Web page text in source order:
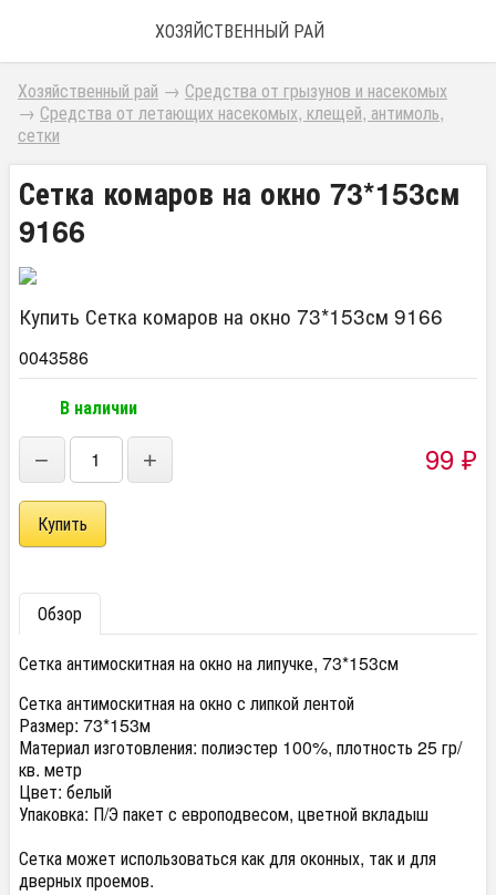
ХОЗЯЙСТВЕННЫЙ РАЙ
Хозяйственный рай → Средства от грызунов и насекомых
→ Средства от летающих насекомых, клещей, антимоль,
сетки
Сетка комаров на окно 73*153см
9166
Купить Сетка комаров на окно 73*153см 9166
0043586
В наличии
− + 99 ₽
Обзор
Сетка антимоскитная на окно на липучке, 73*153см
Сетка антимоскитная на окно с липкой лентой
Размер: 73*153м
Материал изготовления: полиэстер 100%, плотность 25 гр/
кв. метр
Цвет: белый
Упаковка: П/Э пакет с европодвесом, цветной вкладыш
Сетка может использоваться как для оконных, так и для
дверных проемов.